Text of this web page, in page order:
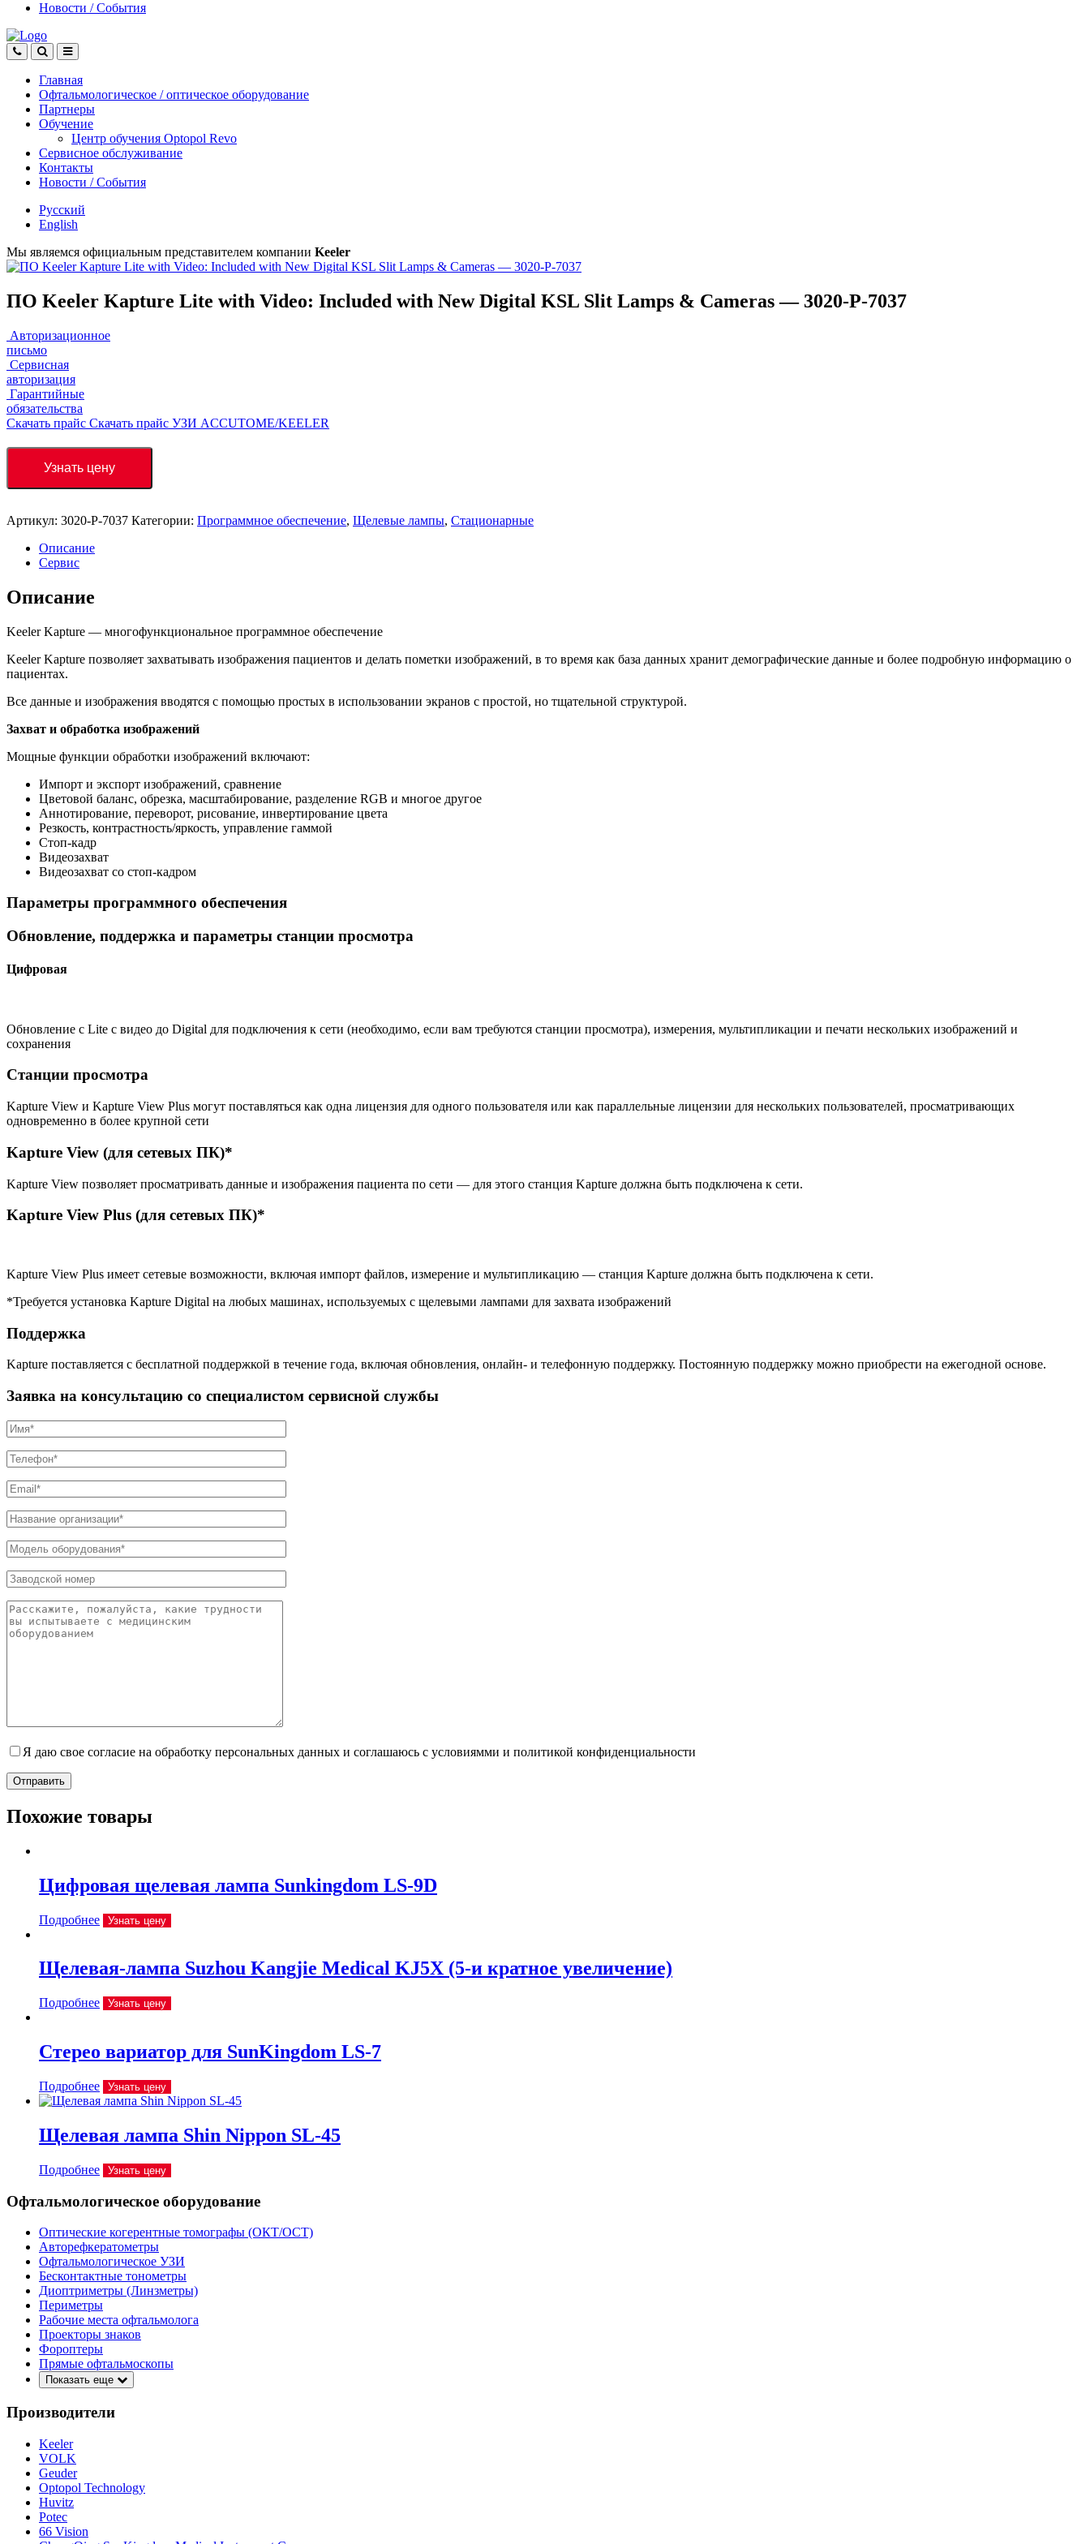
Новости / События
Главная
Офтальмологическое / оптическое оборудование
Партнеры
Обучение
Центр обучения Оptopol Revo
Сервисное обслуживание
Контакты
Новости / События
Русский
English
Мы являемся официальным представителем компании Keeler
ПО Keeler Kapture Lite with Video: Included with New Digital KSL Slit Lamps & Cameras — 3020-P-7037
Авторизационное
письмо
Сервисная
авторизация
Гарантийные
обязательства
Скачать прайс Скачать прайс УЗИ ACCUTOME/KEELER
Узнать цену
Артикул: 3020-P-7037 Категории: Программное обеспечение, Щелевые лампы, Стационарные
Описание
Сервис
Описание
Keeler Kapture — многофункциональное программное обеспечение
Keeler Kapture позволяет захватывать изображения пациентов и делать пометки изображений, в то время как база данных хранит демографические данные и более подробную информацию о
пациентах.
Все данные и изображения вводятся с помощью простых в использовании экранов с простой, но тщательной структурой.
Захват и обработка изображений
Мощные функции обработки изображений включают:
Импорт и экспорт изображений, сравнение
Цветовой баланс, обрезка, масштабирование, разделение RGB и многое другое
Аннотирование, переворот, рисование, инвертирование цвета
Резкость, контрастность/яркость, управление гаммой
Стоп-кадр
Видеозахват
Видеозахват со стоп-кадром
Параметры программного обеспечения
Обновление, поддержка и параметры станции просмотра
Цифровая
Обновление с Lite с видео до Digital для подключения к сети (необходимо, если вам требуются станции просмотра), измерения, мультипликации и печати нескольких изображений и
сохранения
Станции просмотра
Kapture View и Kapture View Plus могут поставляться как одна лицензия для одного пользователя или как параллельные лицензии для нескольких пользователей, просматривающих
одновременно в более крупной сети
Kapture View (для сетевых ПК)*
Kapture View позволяет просматривать данные и изображения пациента по сети — для этого станция Kapture должна быть подключена к сети.
Kapture View Plus (для сетевых ПК)*
Kapture View Plus имеет сетевые возможности, включая импорт файлов, измерение и мультипликацию — станция Kapture должна быть подключена к сети.
*Требуется установка Kapture Digital на любых машинах, используемых с щелевыми лампами для захвата изображений
Поддержка
Kapture поставляется с бесплатной поддержкой в ​​течение года, включая обновления, онлайн- и телефонную поддержку. Постоянную поддержку можно приобрести на ежегодной основе.
Заявка на консультацию со специалистом сервисной службы
Я даю свое согласие на обработку персональных данных и соглашаюсь с условиямми и политикой конфиденциальности
Отправить
Похожие товары
Цифровая щелевая лампа Sunkingdom LS-9D
Подробнее Узнать цену
Щелевая-лампа Suzhou Kangjie Medical KJ5X (5-и кратное увеличение)
Подробнее Узнать цену
Стерео вариатор для SunKingdom LS-7
Подробнее Узнать цену
Щелевая лампа Shin Nippon SL-45
Подробнее Узнать цену
Офтальмологическое оборудование
Оптические когерентные томографы (ОКТ/ОСТ)
Авторефкератометры
Офтальмологическое УЗИ
Бесконтактные тонометры
Диоптриметры (Линзметры)
Периметры
Рабочие места офтальмолога
Проекторы знаков
Фороптеры
Прямые офтальмоскопы
Показать еще
Производители
Keeler
VOLK
Geuder
Optopol Technology
Huvitz
Potec
66 Vision